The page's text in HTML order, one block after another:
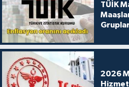
TÜİK
2026
Hizmet